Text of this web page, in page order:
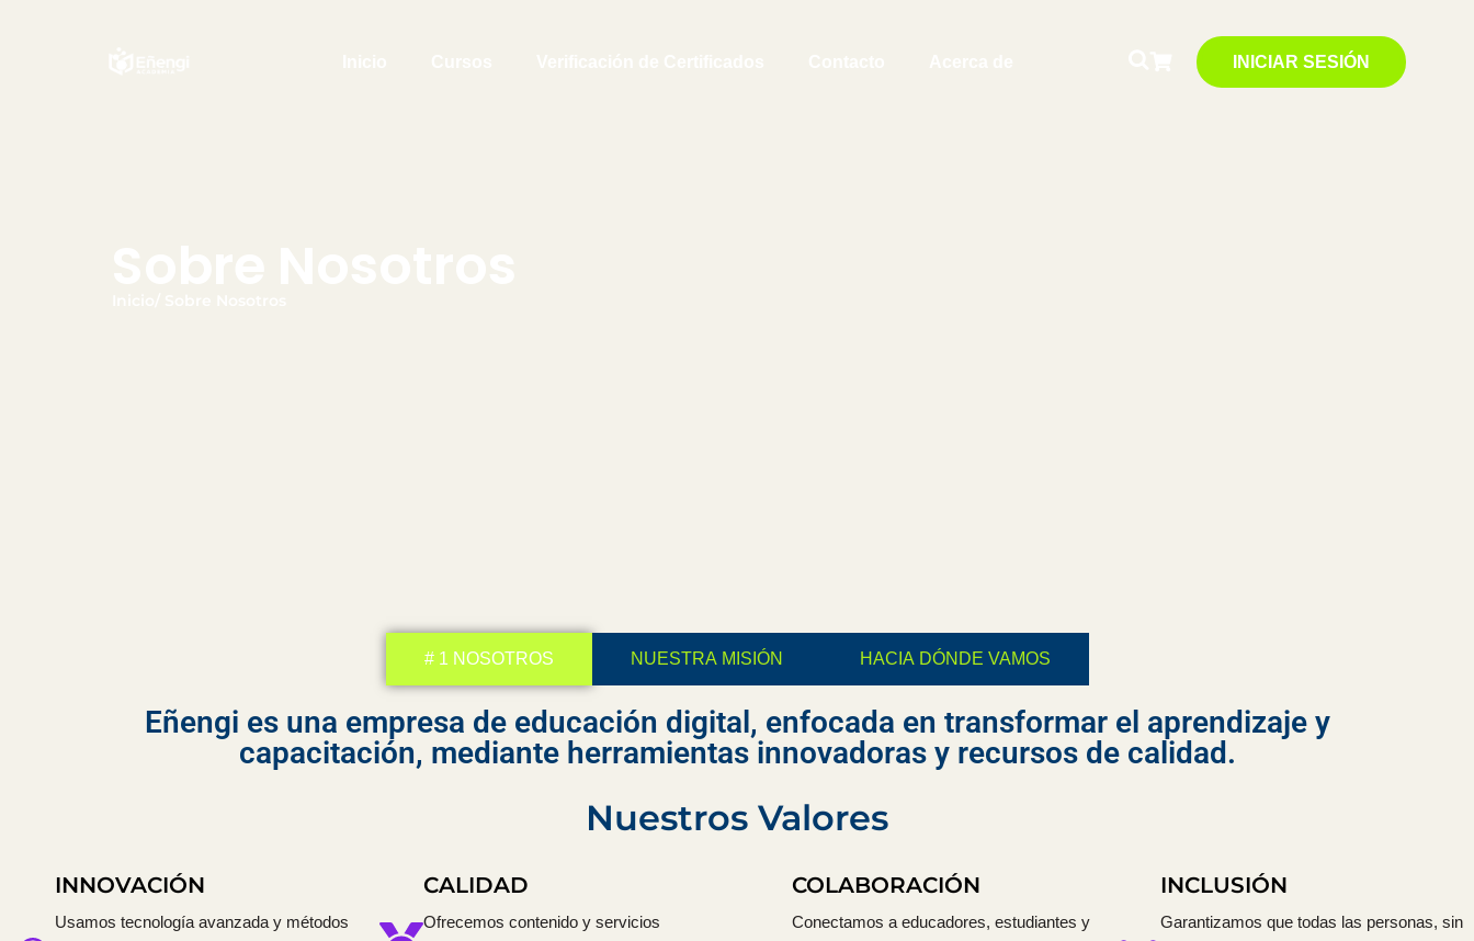
INICIAR SESIÓN
# 1 NOSOTROS NUESTRA MISIÓN HACIA DÓNDE VAMOS
Eñengi es una empresa de educación digital, enfocada en transformar el aprendizaje y
capacitación, mediante herramientas innovadoras y recursos de calidad.
Nuestros Valores
INNOVACIÓN
Usamos tecnología avanzada y métodos
CALIDAD
Ofrecemos contenido y servicios
COLABORACIÓN
Conectamos a educadores, estudiantes y
INCLUSIÓN
Garantizamos que todas las personas, sin